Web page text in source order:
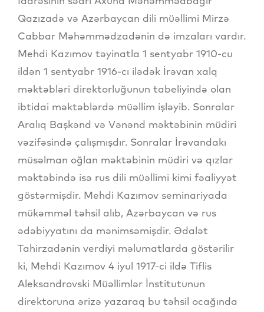
Qazızadə və Azərbaycan dili müəllimi Mirzə
Cabbar Məhəmmədzadənin də imzaları vardır.
Mehdi Kazımov təyinatla 1 sentyabr 1910-cu
ildən 1 sentyabr 1916-cı ilədək İrəvan xalq
məktəbləri direktorluğunun tabeliyində olan
ibtidai məktəblərdə müəllim işləyib. Sonralar
Aralıq Başkənd və Vənənd məktəbinin müdiri
vəzifəsində çalışmışdır. Sonralar İrəvandakı
müsəlman oğlan məktəbinin müdiri və qızlar
məktəbində isə rus dili müəllimi kimi fəaliyyət
göstərmişdir. Mehdi Kazımov seminariyada
mükəmməl təhsil alıb, Azərbaycan və rus
ədəbiyyatını da mənimsəmişdir. Ədalət
Tahirzadənin verdiyi məlumatlarda göstərilir
ki, Mehdi Kazımov 4 iyul 1917-ci ildə Tiflis
Aleksandrovski Müəllimlər İnstitutunun
direktoruna ərizə yazaraq bu təhsil ocağında